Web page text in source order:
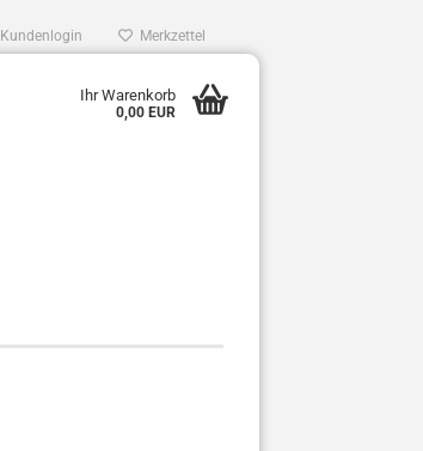
Kundenlogin Merkzettel
Ihr Warenkorb
0,00 EUR